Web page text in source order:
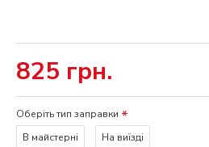
825 грн.
Оберіть тип заправки
В майстерні
На виїзді